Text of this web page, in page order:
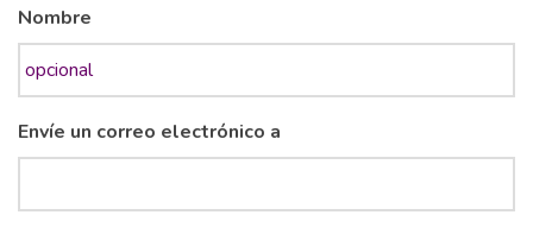
Nombre
Envíe un correo electrónico a